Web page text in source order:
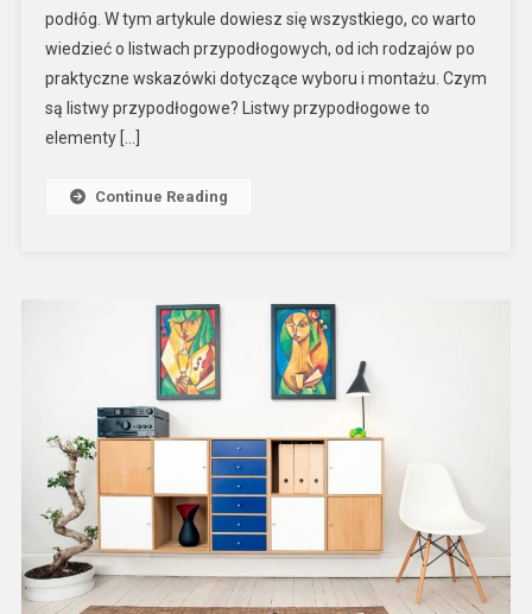
podłóg. W tym artykule dowiesz się wszystkiego, co warto
wiedzieć o listwach przypodłogowych, od ich rodzajów po
praktyczne wskazówki dotyczące wyboru i montażu. Czym
są listwy przypodłogowe? Listwy przypodłogowe to
elementy […]
Continue Reading